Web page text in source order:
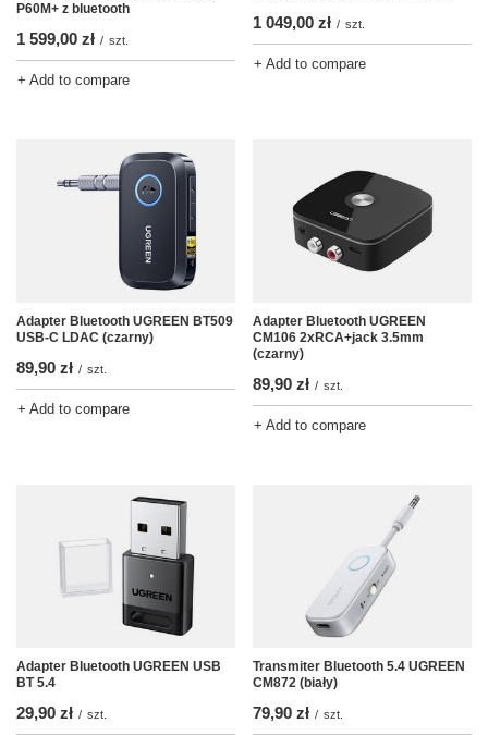
P60M+ z bluetooth
1 599,00 zł / szt.
+ Add to compare
1 049,00 zł / szt.
+ Add to compare
Adapter Bluetooth UGREEN BT509
USB-C LDAC (czarny)
89,90 zł / szt.
+ Add to compare
Adapter Bluetooth UGREEN
CM106 2xRCA+jack 3.5mm
(czarny)
89,90 zł / szt.
+ Add to compare
Adapter Bluetooth UGREEN USB
BT 5.4
29,90 zł / szt.
Transmiter Bluetooth 5.4 UGREEN
CM872 (biały)
79,90 zł / szt.